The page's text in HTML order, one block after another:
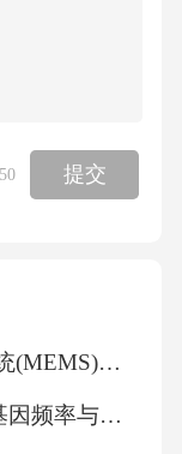
轻中度疼痛
，中重度疼
用普瑞巴林
合钙离子通
，提升生
提交
GB/T 47768-2026微机电系统(MEMS)技术玻璃浆料键合强度的微型V形试验(MCT)测量方法
高中生物 难点突破练59 基因频率与基因型频率的相关计算